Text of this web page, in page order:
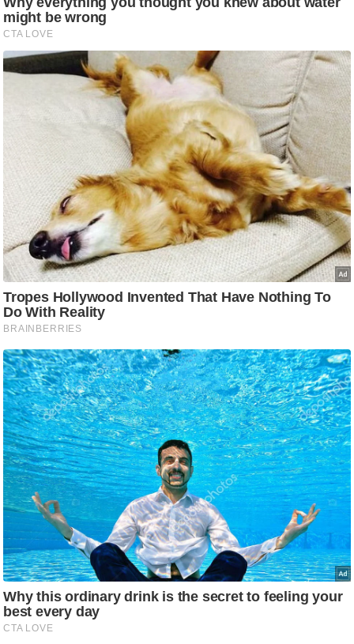
g
N
e
w
फ
स्टा
इ
ल
टे
क्नॉ
लॉ
जी
ब्यू
टी
/
फै
श
न
घ
रे
लू
नु
स्खे
प
र्य
ट
न